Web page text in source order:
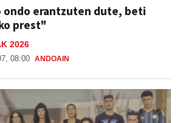
ondo erantzuten dute, beti
prest"
2026
08:00 ANDOAIN